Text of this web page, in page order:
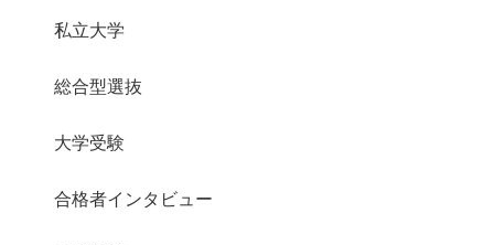
私立大学
総合型選抜
大学受験
合格者インタビュー